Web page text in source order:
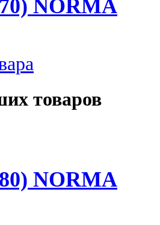
NORMA
товаров
NORMA